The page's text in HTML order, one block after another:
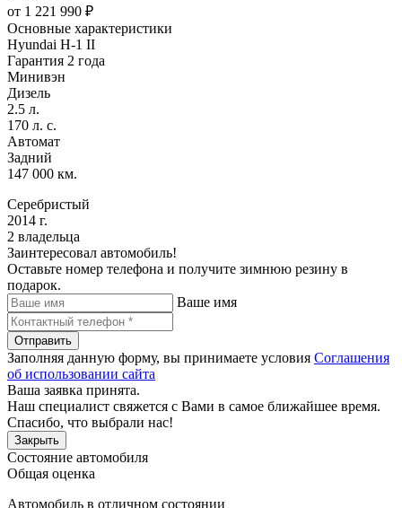
от 1 221 990 ₽
Основные характеристики
Hyundai H-1 II
Гарантия 2 года
Минивэн
Дизель
2.5 л.
170 л. с.
Автомат
Задний
147 000 км.
Серебристый
2014 г.
2 владельца
Заинтересовал автомобиль!
Оставьте номер телефона и получите зимнюю резину в
подарок.
Ваше имя
Отправить
Заполняя данную форму, вы принимаете условия Соглашения
об использовании сайта
Ваша заявка принята.
Наш специалист свяжется с Вами в самое ближайшее время.
Спасибо, что выбрали нас!
Закрыть
Состояние автомобиля
Общая оценка
Автомобиль в отличном состоянии